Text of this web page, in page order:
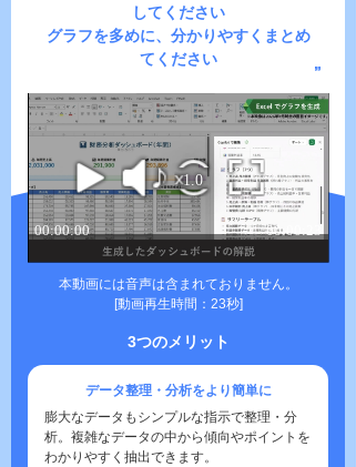
してください
グラフを多めに、分かりやすくまとめ
てください
本動画には音声は含まれておりません。
[動画再生時間：23秒]
3つのメリット
データ整理・分析をより簡単に
膨大なデータもシンプルな指示で整理・分
析。複雑なデータの中から傾向やポイントを
わかりやすく抽出できます。